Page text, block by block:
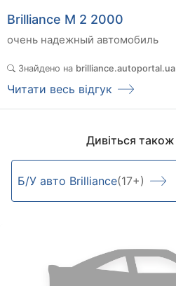
Brilliance M 2 2000
очень надежный автомобиль
Знайдено на brilliance.autoportal.ua
Читати весь відгук
Дивіться
Б/У авто Brilliance(17+)